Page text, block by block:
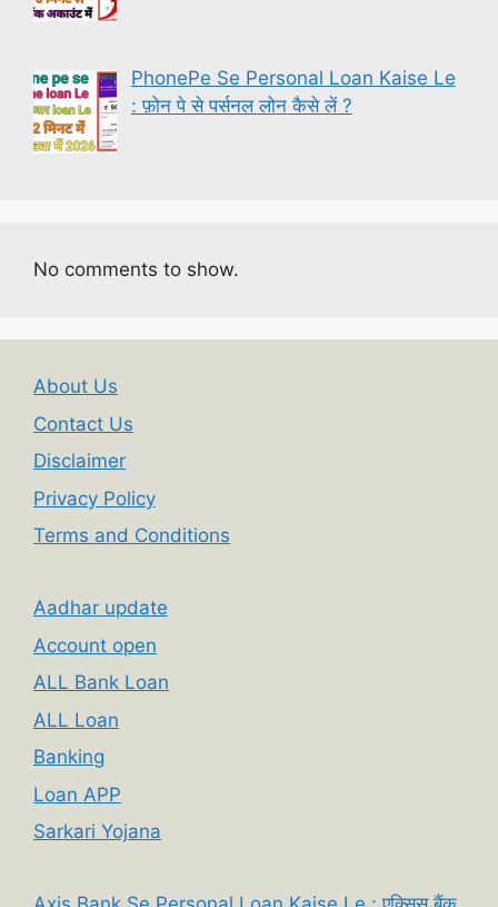
PhonePe Se Personal Loan Kaise Le
: फ़ोन पे से पर्सनल लोन कैसे लें ?
No comments to show.
About Us
Contact Us
Disclaimer
Privacy Policy
Terms and Conditions
Aadhar update
Account open
ALL Bank Loan
ALL Loan
Banking
Loan APP
Sarkari Yojana